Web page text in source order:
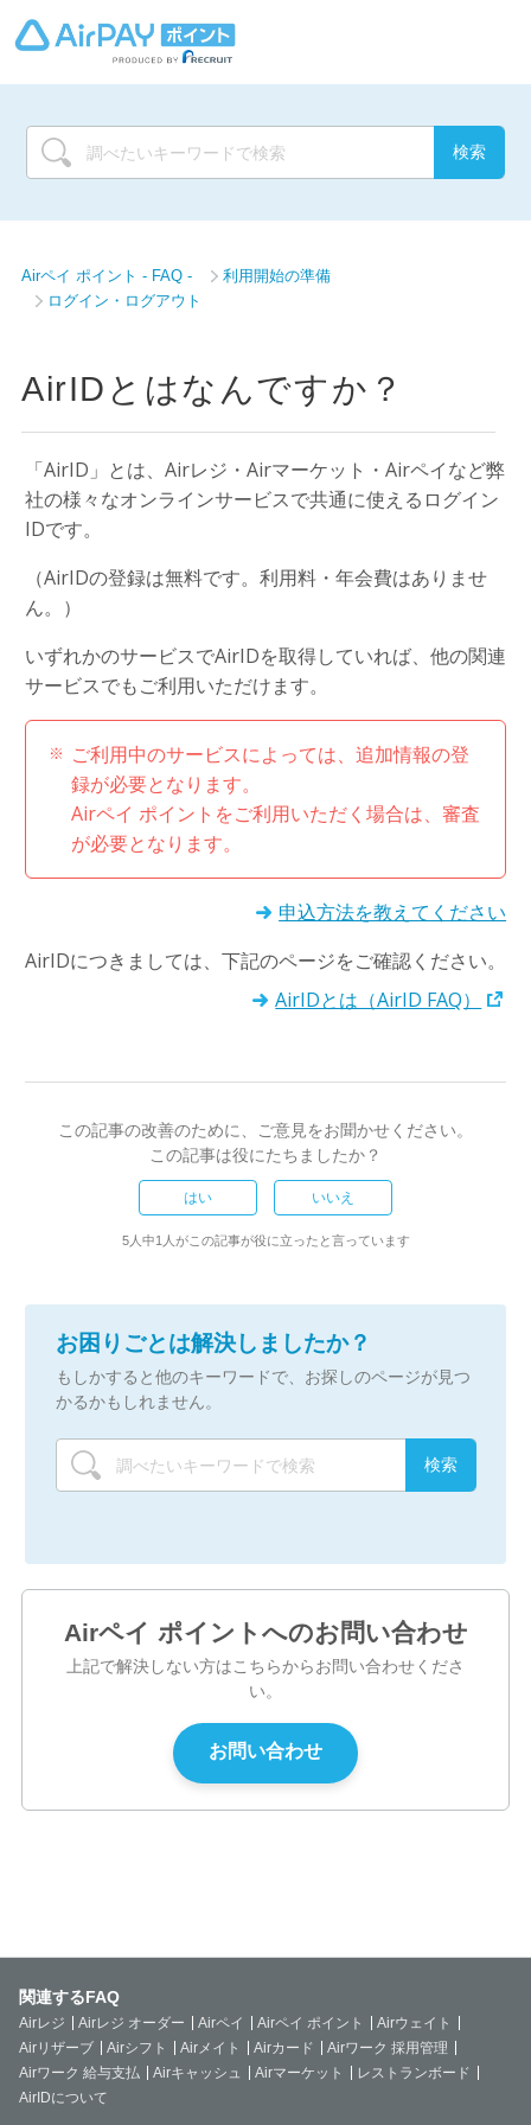
Airペイ ポイント - FAQ -
利用開始の準備
ログイン・ログアウト
AirIDとはなんですか？
「AirID」とは、Airレジ・Airマーケット・Airペイなど弊
社の様々なオンラインサービスで共通に使えるログイン
IDです。
（AirIDの登録は無料です。利用料・年会費はありませ
ん。）
いずれかのサービスでAirIDを取得していれば、他の関連
サービスでもご利用いただけます。
ご利用中のサービスによっては、追加情報の登
録が必要となります。
Airペイ ポイントをご利用いただく場合は、審査
が必要となります。
申込方法を教えてください
AirIDにつきましては、下記のページをご確認ください。
AirIDとは（AirID FAQ）
この記事の改善のために、ご意見をお聞かせください。
この記事は役にたちましたか？
はい いいえ
5人中1人がこの記事が役に立ったと言っています
お困りごとは解決しましたか？
もしかすると他のキーワードで、お探しのページが見つ
かるかもしれません。
Airペイ ポイントへのお問い合わせ
上記で解決しない方はこちらからお問い合わせくださ
い。
関連するFAQ
Airレジ Airレジ オーダー Airペイ Airペイ ポイント
Airウェイト
Airリザーブ
Airシフト Airメイト Airカード
Airワーク 採用管理
Airワーク 給与支払
Airキャッシュ Airマーケット
レストランボード
AirIDについて